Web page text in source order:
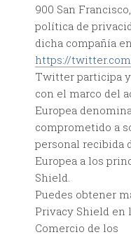
900 San
política de
dicha compañía
https://
Twitter participa
con el marco del
Europea
comprometido a
personal recibida
Europea a los
Shield.
Puedes obtener
Privacy Shield en
Comercio de los